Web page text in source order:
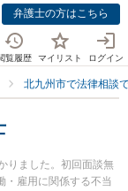
弁護士の方はこちら
覧履歴 マイリスト ログイン
北九州市で法律相談
りました。初回面談無
・雇用に関係する不当